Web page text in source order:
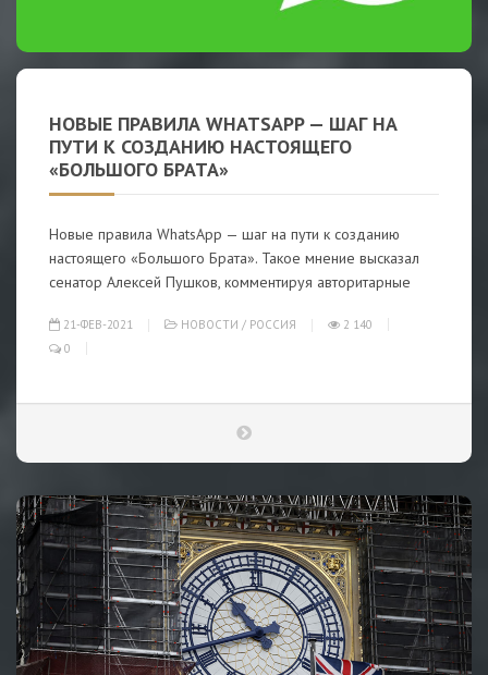
НОВЫЕ ПРАВИЛА WHATSAPP — ШАГ НА
ПУТИ К СОЗДАНИЮ НАСТОЯЩЕГО
«БОЛЬШОГО БРАТА»
Новые правила WhatsApp — шаг на пути к созданию
настоящего «Большого Брата». Такое мнение высказал
сенатор Алексей Пушков, комментируя авторитарные
21-ФЕВ-2021 НОВОСТИ / РОССИЯ
2 140
0